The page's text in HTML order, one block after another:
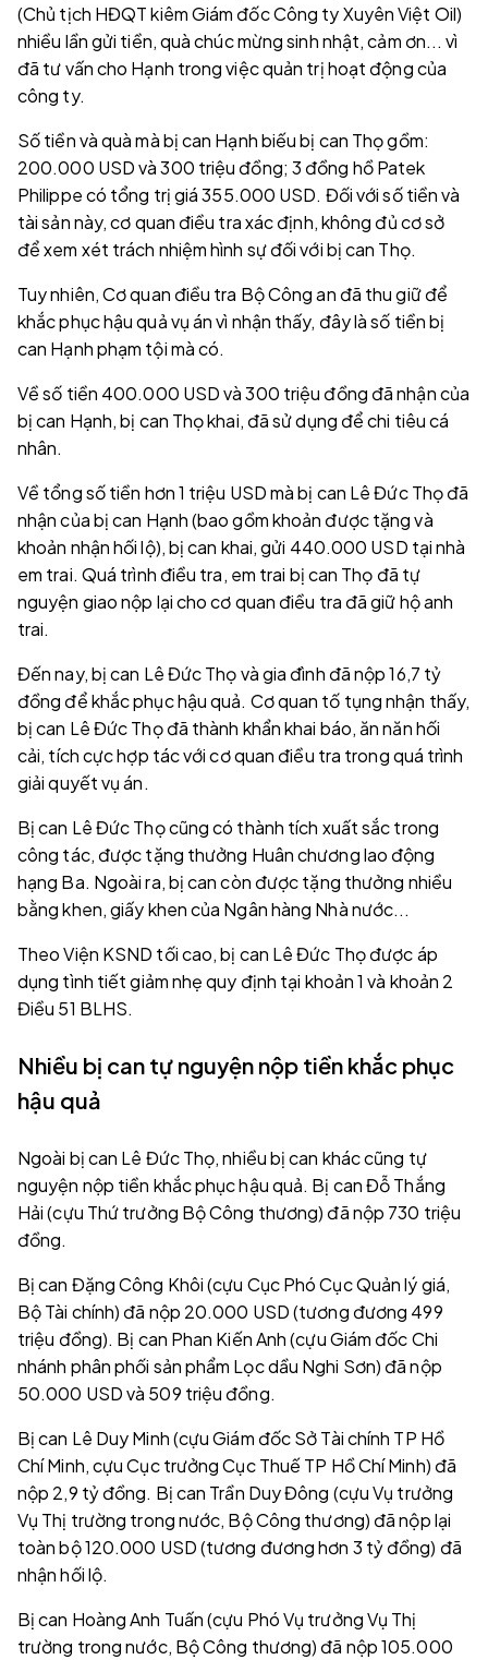
(Chủ tịch HĐQT kiêm Giám đốc Công ty Xuyên Việt Oil)
nhiều lần gửi tiền, quà chúc mừng sinh nhật, cảm ơn... vì
đã tư vấn cho Hạnh trong việc quản trị hoạt động của
công ty.
Số tiền và quà mà bị can Hạnh biếu bị can Thọ gồm:
200.000 USD và 300 triệu đồng; 3 đồng hồ Patek
Philippe có tổng trị giá 355.000 USD. Đối với số tiền và
tài sản này, cơ quan điều tra xác định, không đủ cơ sở
để xem xét trách nhiệm hình sự đối với bị can Thọ.
Tuy nhiên, Cơ quan điều tra Bộ Công an đã thu giữ để
khắc phục hậu quả vụ án vì nhận thấy, đây là số tiền bị
can Hạnh phạm tội mà có.
Về số tiền 400.000 USD và 300 triệu đồng đã nhận của
bị can Hạnh, bị can Thọ khai, đã sử dụng để chi tiêu cá
nhân.
Về tổng số tiền hơn 1 triệu USD mà bị can Lê Đức Thọ đã
nhận của bị can Hạnh (bao gồm khoản được tặng và
khoản nhận hối lộ), bị can khai, gửi 440.000 USD tại nhà
em trai. Quá trình điều tra, em trai bị can Thọ đã tự
nguyện giao nộp lại cho cơ quan điều tra đã giữ hộ anh
trai.
Đến nay, bị can Lê Đức Thọ và gia đình đã nộp 16,7 tỷ
đồng để khắc phục hậu quả. Cơ quan tố tụng nhận thấy,
bị can Lê Đức Thọ đã thành khẩn khai báo, ăn năn hối
cải, tích cực hợp tác với cơ quan điều tra trong quá trình
giải quyết vụ án.
Bị can Lê Đức Thọ cũng có thành tích xuất sắc trong
công tác, được tặng thưởng Huân chương lao động
hạng Ba. Ngoài ra, bị can còn được tặng thưởng nhiều
bằng khen, giấy khen của Ngân hàng Nhà nước...
Theo Viện KSND tối cao, bị can Lê Đức Thọ được áp
dụng tình tiết giảm nhẹ quy định tại khoản 1 và khoản 2
Điều 51 BLHS.
Nhiều bị can tự nguyện nộp tiền khắc phục
hậu quả
Ngoài bị can Lê Đức Thọ, nhiều bị can khác cũng tự
nguyện nộp tiền khắc phục hậu quả. Bị can Đỗ Thắng
Hải (cựu Thứ trưởng Bộ Công thương) đã nộp 730 triệu
đồng.
Bị can Đặng Công Khôi (cựu Cục Phó Cục Quản lý giá,
Bộ Tài chính) đã nộp 20.000 USD (tương đương 499
triệu đồng). Bị can Phan Kiến Anh (cựu Giám đốc Chi
nhánh phân phối sản phẩm Lọc dầu Nghi Sơn) đã nộp
50.000 USD và 509 triệu đồng.
Bị can Lê Duy Minh (cựu Giám đốc Sở Tài chính TP Hồ
Chí Minh, cựu Cục trưởng Cục Thuế TP Hồ Chí Minh) đã
nộp 2,9 tỷ đồng. Bị can Trần Duy Đông (cựu Vụ trưởng
Vụ Thị trường trong nước, Bộ Công thương) đã nộp lại
toàn bộ 120.000 USD (tương đương hơn 3 tỷ đồng) đã
nhận hối lộ.
Bị can Hoàng Anh Tuấn (cựu Phó Vụ trưởng Vụ Thị
trường trong nước, Bộ Công thương) đã nộp 105.000